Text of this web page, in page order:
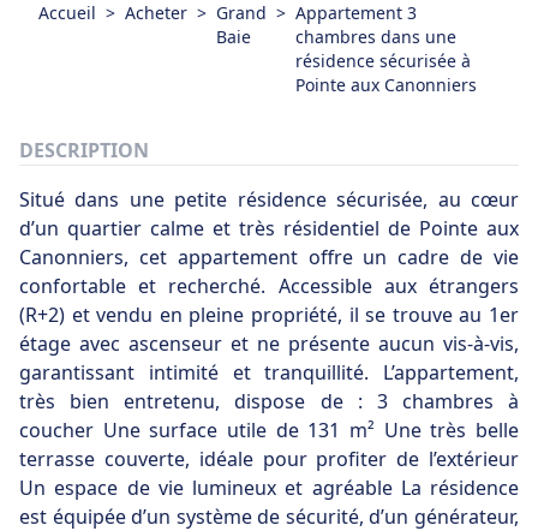
Accueil > Acheter > Grand
Baie
> Appartement 3
chambres dans une
résidence sécurisée à
Pointe aux Canonniers
DESCRIPTION
Situé dans une petite résidence sécurisée, au cœur
d’un quartier calme et très résidentiel de Pointe aux
Canonniers, cet appartement offre un cadre de vie
confortable et recherché. Accessible aux étrangers
(R+2) et vendu en pleine propriété, il se trouve au 1er
étage avec ascenseur et ne présente aucun vis-à-vis,
garantissant intimité et tranquillité. L’appartement,
très bien entretenu, dispose de : 3 chambres à
coucher Une surface utile de 131 m² Une très belle
terrasse couverte, idéale pour profiter de l’extérieur
Un espace de vie lumineux et agréable La résidence
est équipée d’un système de sécurité, d’un générateur,